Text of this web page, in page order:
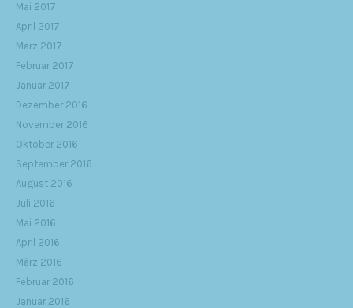
Mai 2017
April 2017
März 2017
Februar 2017
Januar 2017
Dezember 2016
November 2016
Oktober 2016
September 2016
August 2016
Juli 2016
Mai 2016
April 2016
März 2016
Februar 2016
Januar 2016